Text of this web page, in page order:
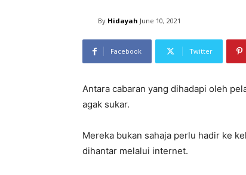
By Hidayah June 10, 2021
Facebook Twitter
Antara cabaran yang dihadapi oleh
agak sukar.
Mereka bukan sahaja perlu hadir ke
dihantar melalui internet.